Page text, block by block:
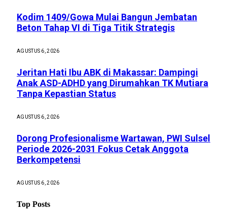
Kodim 1409/Gowa Mulai Bangun Jembatan
Beton Tahap VI di Tiga Titik Strategis
AGUSTUS 6, 2026
Jeritan Hati Ibu ABK di Makassar: Dampingi
Anak ASD-ADHD yang Dirumahkan TK Mutiara
Tanpa Kepastian Status
AGUSTUS 6, 2026
Dorong Profesionalisme Wartawan, PWI Sulsel
Periode 2026-2031 Fokus Cetak Anggota
Berkompetensi
AGUSTUS 6, 2026
Top Posts